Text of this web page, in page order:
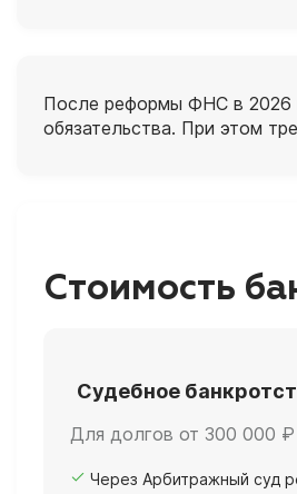
После реформы ФНС в 2026
обязательства. При этом
Стоимость
Судебное
Для долгов от 300 000 ₽
Через Арбитражный суд